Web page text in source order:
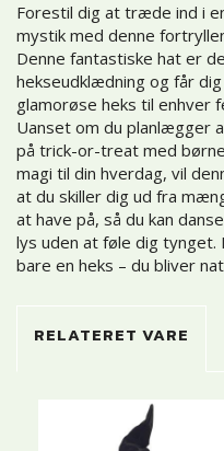
Forestil dig at træde ind i
mystik med denne
Denne fantastiske hat er
hekseudklædning og får
glamorøse heks til enhver
Uanset om du planlægger
på trick-or-treat med
magi til din hverdag, vil
at du skiller dig ud fra
at have på, så du kan
lys uden at føle dig tynget.
bare en heks – du bliver
RELATERET VARE